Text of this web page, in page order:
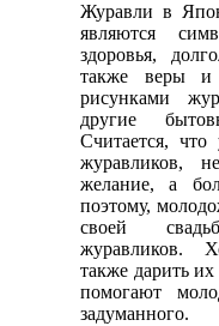
Журавли в
являются
здоровья,
также веры
рисунками
другие
Считается,
журавликов,
желание, а
поэтому,
своей
журавликов.
также дарить
помогают
задуманного.